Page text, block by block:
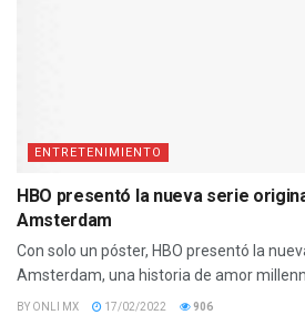
ENTRETENIMIENTO
HBO presentó la nueva serie
Amsterdam
Con solo un póster, HBO presentó la
Amsterdam, una historia de amor
BY ONLI MX 17/02/2022 906